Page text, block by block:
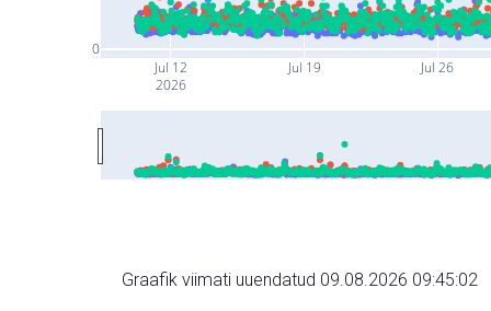
Jul 12
2026
Jul 19 Jul 26
0
Graafik viimati uuendatud 09.08.2026 09:45:02